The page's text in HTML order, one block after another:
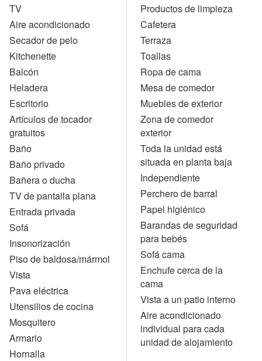
TV
Aire acondicionado
Secador de pelo
Kitchenette
Balcón
Heladera
Escritorio
Artículos de tocador
gratuitos
Baño
Baño privado
Bañera o ducha
TV de pantalla plana
Entrada privada
Sofá
Insonorización
Piso de baldosa/mármol
Vista
Pava eléctrica
Utensilios de cocina
Mosquitero
Armario
Hornalla
Productos de limpieza
Cafetera
Terraza
Toallas
Ropa de cama
Mesa de comedor
Muebles de exterior
Zona de comedor
exterior
Toda la unidad está
situada en planta baja
Independiente
Perchero de barral
Papel higiénico
Barandas de seguridad
para bebés
Sofá cama
Enchufe cerca de la
cama
Vista a un patio interno
Aire acondicionado
individual para cada
unidad de alojamiento